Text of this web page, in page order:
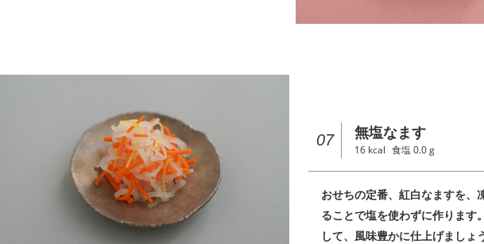
07 無塩なます
16 kcal 食塩 0.0g
おせちの定番、紅白なますを、
ることで塩を使わずに作ります
して、風味豊かに仕上げましょ